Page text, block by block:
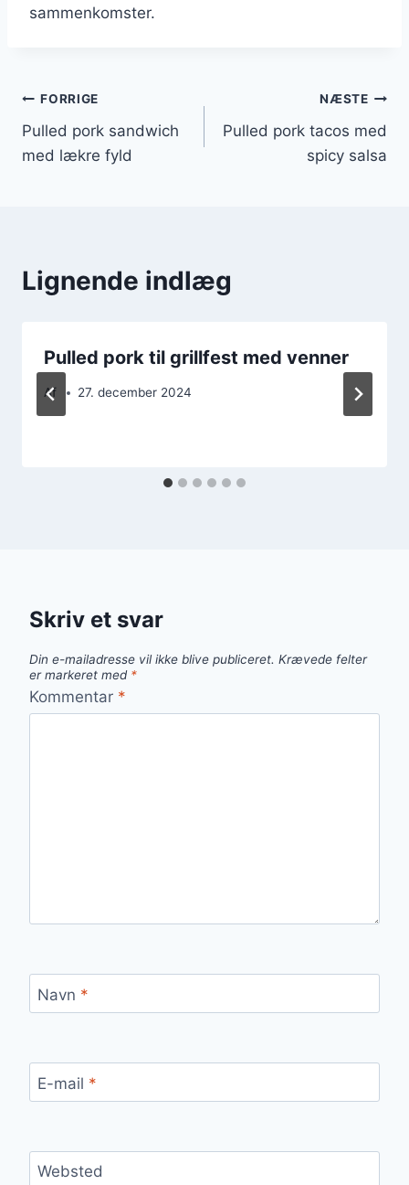
sammenkomster.
Indlægsnavigation
FORRIGE
Pulled pork sandwich
med lækre fyld
NÆSTE
Pulled pork tacos med
spicy salsa
Lignende indlæg
Pulled pork til grillfest med venner
Af 27. december 2024
Skriv et svar
Din e-mailadresse vil ikke blive publiceret. Krævede felter
er markeret med *
Kommentar *
Navn *
E-mail *
Websted